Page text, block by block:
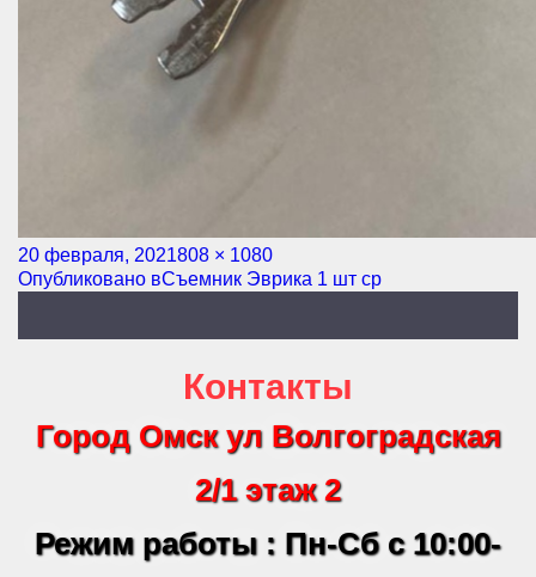
Опубликовано
20 февраля, 2021Полный
размер
808 × 1080
Навигация
Опубликовано вСъемник Эврика 1 шт ср
Контакты
Город Омск ул Волгоградская
2/1 этаж 2
Режим работы : Пн-Сб с 10:00-